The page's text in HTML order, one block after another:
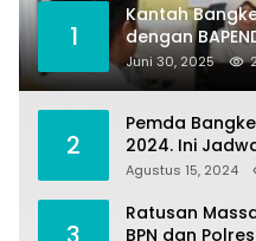
1
Kantah
dengan
Fasilitasi
Pertanahan
Juni 30, 2025
2
Pemda
2024. Ini
Agustus 15, 2024
Ratusan
BPN dan